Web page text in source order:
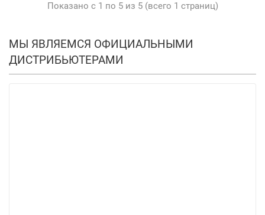
Показано с 1 по 5 из 5 (всего 1 страниц)
МЫ ЯВЛЯЕМСЯ ОФИЦИАЛЬНЫМИ
ДИСТРИБЬЮТЕРАМИ